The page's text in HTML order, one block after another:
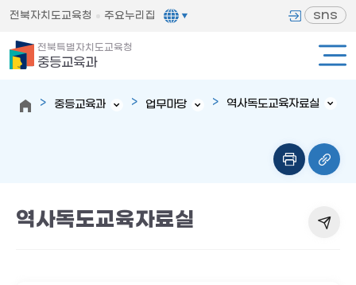
전북자치도교육청 주요누리집 sns
전북특별자치도교육청
중등교육과
중등교육과 업무마당 역사독도교육자료실
역사독도교육자료실